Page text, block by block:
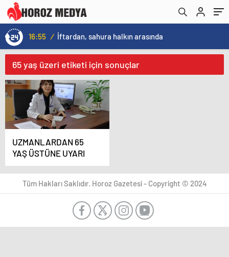
16:55 / İftardan, sahura halkın arasında
65 yaş üzeri etiketi için sonuçlar
UZMANLARDAN 65
YAŞ ÜSTÜNE UYARI
Tüm Hakları Saklıdır. Horoz Gazetesi - Copyright © 2024